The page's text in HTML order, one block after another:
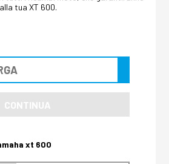
tua XT 600.
CONTINUA
xt 600